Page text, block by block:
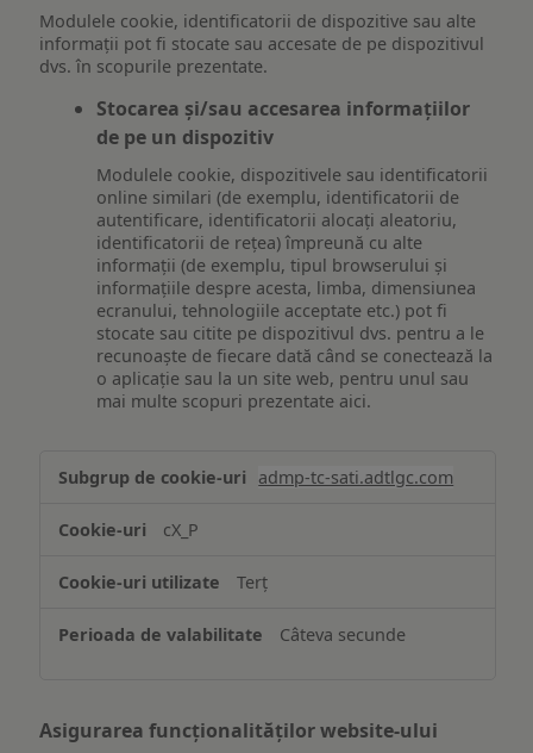
Modulele cookie, identificatorii de dispozitive sau alte
informații pot fi stocate sau accesate de pe dispozitivul
dvs. în scopurile prezentate.
Stocarea și/sau accesarea informațiilor
de pe un dispozitiv
Modulele cookie, dispozitivele sau identificatorii
online similari (de exemplu, identificatorii de
autentificare, identificatorii alocați aleatoriu,
identificatorii de rețea) împreună cu alte
informații (de exemplu, tipul browserului și
informațiile despre acesta, limba, dimensiunea
ecranului, tehnologiile acceptate etc.) pot fi
stocate sau citite pe dispozitivul dvs. pentru a le
recunoaște de fiecare dată când se conectează la
o aplicație sau la un site web, pentru unul sau
mai multe scopuri prezentate aici.
și/sau
informațiilor
pe
dispozitiv
admp-tc-sati.adtlgc.com
cX_P
Terț
Câteva secunde
Asigurarea funcționalităților website-ului